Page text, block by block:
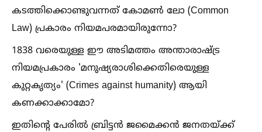
കടത്തിക്കൊണ്ടുവന്നത് കോമണ്‍ ലോ (Common
Law) പ്രകാരം നിയമപരമായിരുന്നോ?
1838 വരെയുള്ള ഈ അടിമത്തം അന്താരാഷ്ട്ര
നിയമപ്രകാരം 'മനുഷ്യരാശിക്കെതിരെയുള്ള
കുറ്റകൃത്യം' (Crimes against humanity) ആയി
കണക്കാക്കാമോ?
ഇതിന്റെ പേരില്‍ ബ്രിട്ടൻ ജമൈക്കൻ ജനതയ്ക്ക്